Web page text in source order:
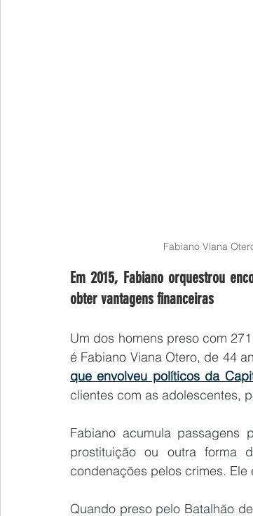
Fabiano Viana
Em 2015, Fabiano orquestrou
obter vantagens financeiras
Um dos homens preso com
é Fabiano Viana Otero, de 44
que envolveu políticos da
clientes com as adolescentes,
Fabiano acumula passagens
prostituição ou outra forma
condenações pelos crimes.
Quando preso pelo Batalhão